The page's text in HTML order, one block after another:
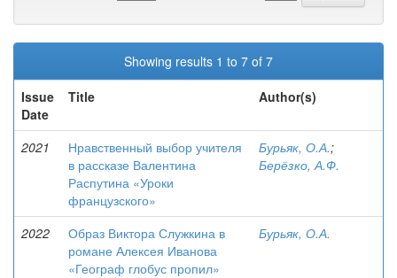
Showing results 1 to 7 of 7
Issue
Date
Title Author(s)
2021
Нравственный выбор учителя
в рассказе Валентина
Распутина «Уроки
французского»
Бурьяк, О.А.;
Берёзко, А.Ф.
2022
Образ Виктора Служкина в
романе Алексея Иванова
«Географ глобус пропил»
Бурьяк, О.А.